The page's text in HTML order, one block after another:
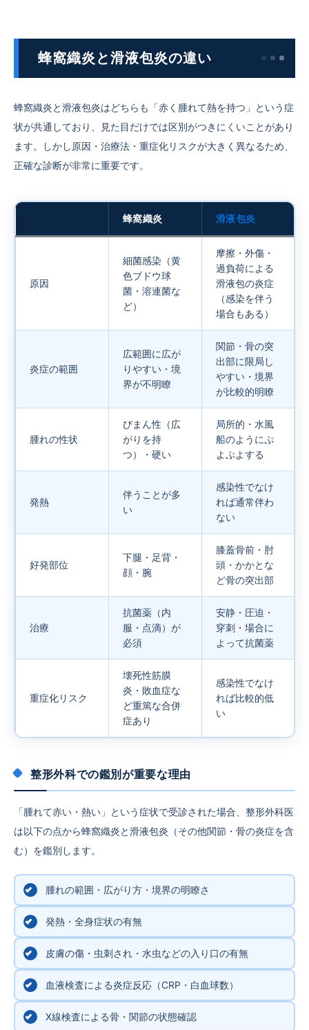
蜂窩織炎と滑液包炎の違い
蜂窩織炎と滑液包炎はどちらも「赤く腫れて熱を持つ」という症
状が共通しており、見た目だけでは区別がつきにくいことがあり
ます。しかし原因・治療法・重症化リスクが大きく異なるため、
正確な診断が非常に重要です。
蜂窩織炎 滑液包炎
原因
細菌感染（黄
色ブドウ球
菌・溶連菌な
ど）
摩擦・外傷・
過負荷による
滑液包の炎症
（感染を伴う
場合もある）
炎症の範囲
広範囲に広が
りやすい・境
界が不明瞭
関節・骨の突
出部に限局し
やすい・境界
が比較的明瞭
腫れの性状
びまん性（広
がりを持
つ）・硬い
局所的・水風
船のようにぷ
よぷよする
発熱
伴うことが多
い
感染性でなけ
れば通常伴わ
ない
好発部位
下腿・足背・
顔・腕
膝蓋骨前・肘
頭・かかとな
ど骨の突出部
治療
抗菌薬（内
服・点滴）が
必須
安静・圧迫・
穿刺・場合に
よって抗菌薬
重症化リスク
壊死性筋膜
炎・敗血症な
ど重篤な合併
症あり
感染性でなけ
れば比較的低
い
整形外科での鑑別が重要な理由
「腫れて赤い・熱い」という症状で受診された場合、整形外科医
は以下の点から蜂窩織炎と滑液包炎（その他関節・骨の炎症を含
む）を鑑別します。
腫れの範囲・広がり方・境界の明瞭さ
発熱・全身症状の有無
皮膚の傷・虫刺され・水虫などの入り口の有無
血液検査による炎症反応（CRP・白血球数）
X線検査による骨・関節の状態確認